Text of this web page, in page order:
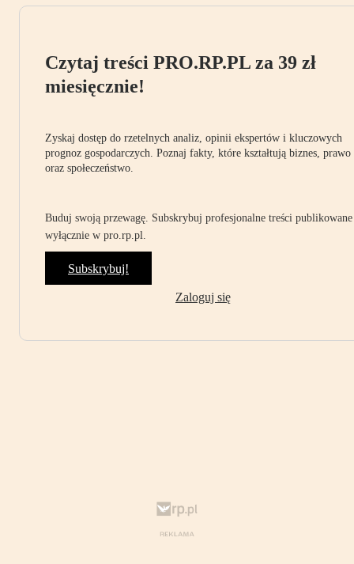
Czytaj treści PRO.RP.PL za 39 zł
miesięcznie!
Zyskaj dostęp do rzetelnych analiz, opinii ekspertów i kluczowych
prognoz gospodarczych. Poznaj fakty, które kształtują biznes, prawo
oraz społeczeństwo.
Buduj swoją przewagę. Subskrybuj profesjonalne treści publikowane
wyłącznie w pro.rp.pl.
Subskrybuj!
Zaloguj się